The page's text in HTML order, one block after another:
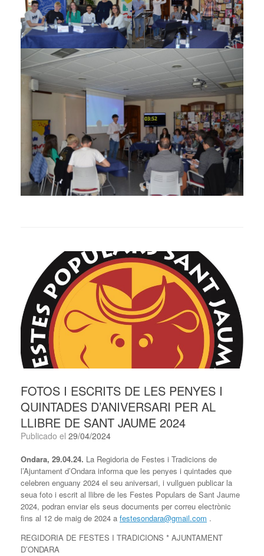
FOTOS I ESCRITS DE LES PENYES I
QUINTADES D’ANIVERSARI PER AL
LLIBRE DE SANT JAUME 2024
Publicado el 29/04/2024
Ondara, 29.04.24. La Regidoria de Festes i Tradicions de
l’Ajuntament d’Ondara informa que les penyes i quintades que
celebren enguany 2024 el seu aniversari, i vullguen publicar la
seua foto i escrit al llibre de les Festes Populars de Sant Jaume
2024, podran enviar els seus documents per correu electrònic
fins al 12 de maig de 2024 a festesondara@gmail.com .
REGIDORIA DE FESTES I TRADICIONS * AJUNTAMENT
D’ONDARA